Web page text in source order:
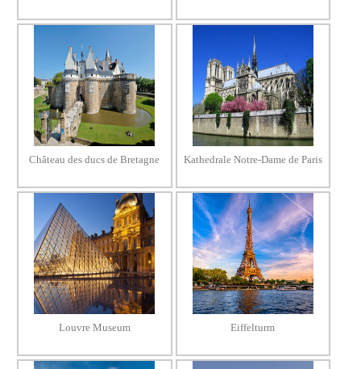
Château des ducs de Bretagne Kathedrale Notre-Dame de Paris
Louvre Museum Eiffelturm